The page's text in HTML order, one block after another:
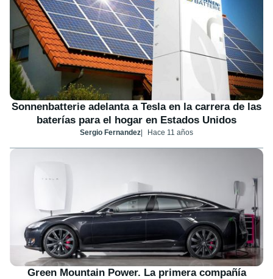
Sonnenbatterie adelanta a Tesla en la carrera de las
baterías para el hogar en Estados Unidos
Sergio Fernandez Hace 11 años
Green Mountain Power. La primera compañía